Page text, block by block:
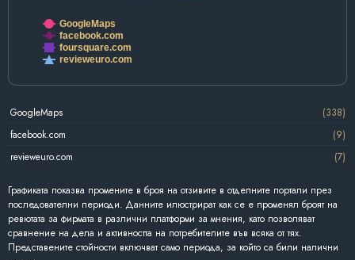
GoogleMaps
facebook.com
foursquare.com
revieweuro.com
GoogleMaps
(338)
facebook.com
(9)
revieweuro.com
(7)
Графиката показва промените в броя на отзивите в отделните портали през
последователни периоди. Данните илюстрират как се е променял броят на
ревютата за фирмата в различни платформи за мнения, като позволяват
сравнение на дела и активността на потребителите във всяка от тях.
Представените стойности включват само периода, за който са били налични